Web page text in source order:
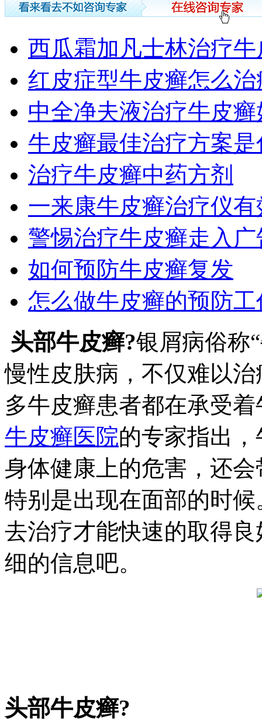
西瓜霜加凡士林治疗
红皮症型牛皮癣怎么
中全净夫液治疗牛皮癣
牛皮癣最佳治疗方案是
治疗牛皮癣中药方剂
一来康牛皮癣治疗仪
警惕治疗牛皮癣走入
如何预防牛皮癣复发
怎么做牛皮癣的预防工
头部牛皮癣?银屑病俗称
慢性皮肤病，不仅难以
多牛皮癣患者都在承受
牛皮癣医院的专家指出
身体健康上的危害，还
特别是出现在面部的时
去治疗才能快速的取得
细的信息吧。
头部牛皮癣?